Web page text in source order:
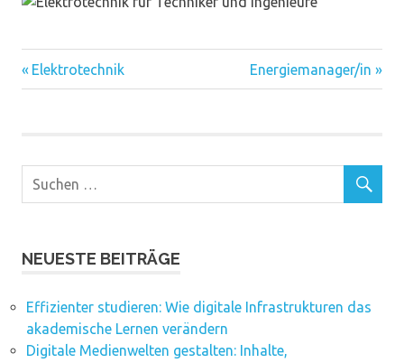
Beitragsnavigation
Vorheriger
Beitrag:
Elektrotechnik
Nächster
Beitrag:
Energiemanager/in
NEUESTE BEITRÄGE
Effizienter studieren: Wie digitale Infrastrukturen das
akademische Lernen verändern
Digitale Medienwelten gestalten: Inhalte,